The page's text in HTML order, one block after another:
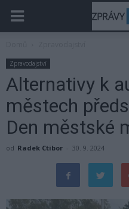
Zpravodajství
Alternativy k
městech
Den městské
od Radek Ctibor - 30. 9. 2024